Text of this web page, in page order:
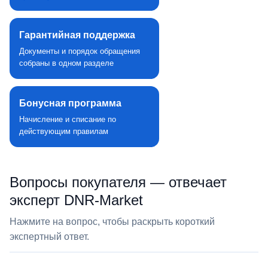
Гарантийная поддержка
Документы и порядок обращения
собраны в одном разделе
Бонусная программа
Начисление и списание по
действующим правилам
Вопросы покупателя — отвечает
эксперт DNR‑Market
Нажмите на вопрос, чтобы раскрыть короткий
экспертный ответ.